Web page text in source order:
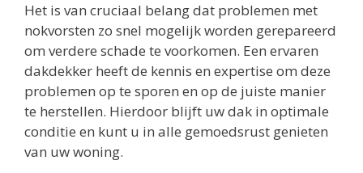
Het is van cruciaal belang dat problemen met
nokvorsten zo snel mogelijk worden gerepareerd
om verdere schade te voorkomen. Een ervaren
dakdekker heeft de kennis en expertise om deze
problemen op te sporen en op de juiste manier
te herstellen. Hierdoor blijft uw dak in optimale
conditie en kunt u in alle gemoedsrust genieten
van uw woning.